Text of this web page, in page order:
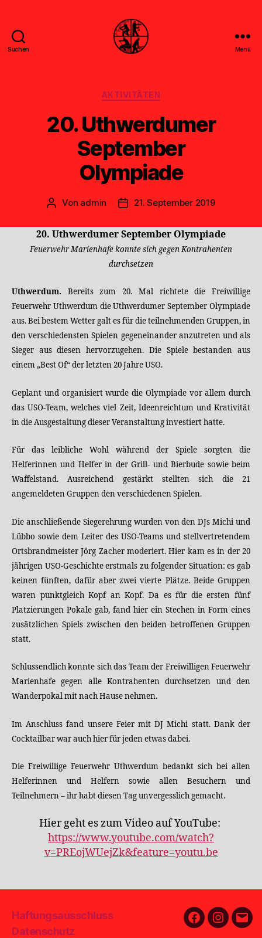
Suchen Menü
Kategorien
AKTIVITÄTEN
20. Uthwerdumer
September
Olympiade
Beitragsautor
Von admin Veröffentlichungsdatum
21. September 2019
20. Uthwerdumer September Olympiade
Feuerwehr Marienhafe konnte sich gegen Kontrahenten
durchsetzen
Uthwerdum. Bereits zum 20. Mal richtete die Freiwillige
Feuerwehr Uthwerdum die Uthwerdumer September Olympiade
aus. Bei bestem Wetter galt es für die teilnehmenden Gruppen, in
den verschiedensten Spielen gegeneinander anzutreten und als
Sieger aus diesen hervorzugehen. Die Spiele bestanden aus
einem „Best Of“ der letzten 20 Jahre USO.
Geplant und organisiert wurde die Olympiade vor allem durch
das USO-Team, welches viel Zeit, Ideenreichtum und Krativität
in die Ausgestaltung dieser Veranstaltung investiert hatte.
Für das leibliche Wohl während der Spiele sorgten die
Helferinnen und Helfer in der Grill- und Bierbude sowie beim
Waffelstand. Ausreichend gestärkt stellten sich die 21
angemeldeten Gruppen den verschiedenen Spielen.
Die anschließende Siegerehrung wurden von den DJs Michi und
Lübbo sowie dem Leiter des USO-Teams und stellvertretendem
Ortsbrandmeister Jörg Zacher moderiert. Hier kam es in der 20
jährigen USO-Geschichte erstmals zu folgender Situation: es gab
keinen fünften, dafür aber zwei vierte Plätze. Beide Gruppen
waren punktgleich Kopf an Kopf. Da es für die ersten fünf
Platzierungen Pokale gab, fand hier ein Stechen in Form eines
zusätzlichen Spiels zwischen den beiden betroffenen Gruppen
statt.
Schlussendlich konnte sich das Team der Freiwilligen Feuerwehr
Marienhafe gegen alle Kontrahenten durchsetzen und den
Wanderpokal mit nach Hause nehmen.
Im Anschluss fand unsere Feier mit DJ Michi statt. Dank der
Cocktailbar war auch hier für jeden etwas dabei.
Die Freiwillige Feuerwehr Uthwerdum bedankt sich bei allen
Helferinnen und Helfern sowie allen Besuchern und
Teilnehmern – ihr habt diesen Tag unvergesslich gemacht.
Hier geht es zum Video auf YouTube:
https://www.youtube.com/watch?
v=PREojWUejZk&feature=youtu.be
Haftungsausschluss
Datenschutz
FacebookE-